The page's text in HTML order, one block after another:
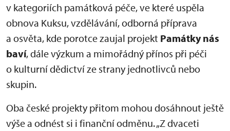
v kategoriích památková péče, ve které uspěla
obnova Kuksu, vzdělávání, odborná příprava
a osvěta, kde porotce zaujal projekt Památky nás
baví,dále výzkum a mimořádný přínos při péči
o kulturní dědictví ze strany jednotlivců nebo
skupin.
Oba české projekty přitom mohou dosáhnout ještě
výše a odnést si i finanční odměnu. „Z dvaceti